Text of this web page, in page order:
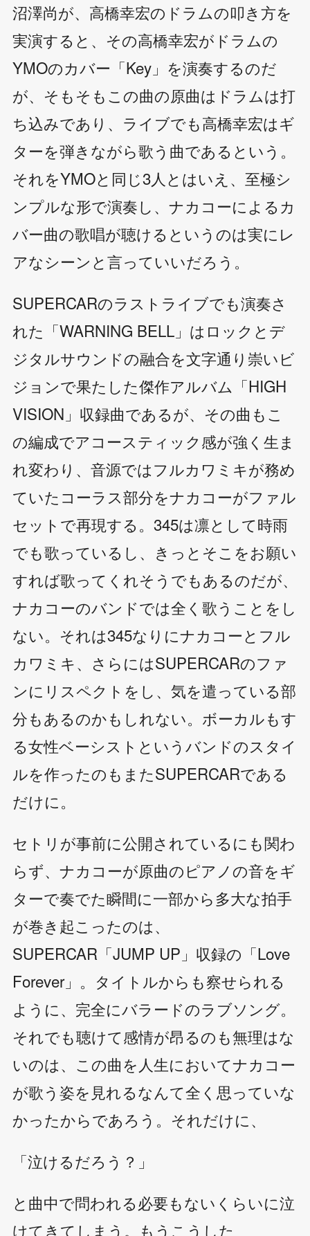
沼澤尚が、高橋幸宏のドラムの叩き方を
実演すると、その高橋幸宏がドラムの
YMOのカバー「Key」を演奏するのだ
が、そもそもこの曲の原曲はドラムは打
ち込みであり、ライブでも高橋幸宏はギ
ターを弾きながら歌う曲であるという。
それをYMOと同じ3人とはいえ、至極シ
ンプルな形で演奏し、ナカコーによるカ
バー曲の歌唱が聴けるというのは実にレ
アなシーンと言っていいだろう。
SUPERCARのラストライブでも演奏さ
れた「WARNING BELL」はロックとデ
ジタルサウンドの融合を文字通り崇いビ
ジョンで果たした傑作アルバム「HIGH
VISION」収録曲であるが、その曲もこ
の編成でアコースティック感が強く生ま
れ変わり、音源ではフルカワミキが務め
ていたコーラス部分をナカコーがファル
セットで再現する。345は凛として時雨
でも歌っているし、きっとそこをお願い
すれば歌ってくれそうでもあるのだが、
ナカコーのバンドでは全く歌うことをし
ない。それは345なりにナカコーとフル
カワミキ、さらにはSUPERCARのファ
ンにリスペクトをし、気を遣っている部
分もあるのかもしれない。ボーカルもす
る女性ベーシストというバンドのスタイ
ルを作ったのもまたSUPERCARである
だけに。
セトリが事前に公開されているにも関わ
らず、ナカコーが原曲のピアノの音をギ
ターで奏でた瞬間に一部から多大な拍手
が巻き起こったのは、
SUPERCAR「JUMP UP」収録の「Love
Forever」。タイトルからも察せられる
ように、完全にバラードのラブソング。
それでも聴けて感情が昂るのも無理はな
いのは、この曲を人生においてナカコー
が歌う姿を見れるなんて全く思っていな
かったからであろう。それだけに、
「泣けるだろう？」
と曲中で問われる必要もないくらいに泣
けてきてしまう。もうこうした